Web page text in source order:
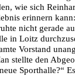
wie sich
erinnern
nicht gerade
in Loitz
Vorstand
stellte den
Sporthalle?“